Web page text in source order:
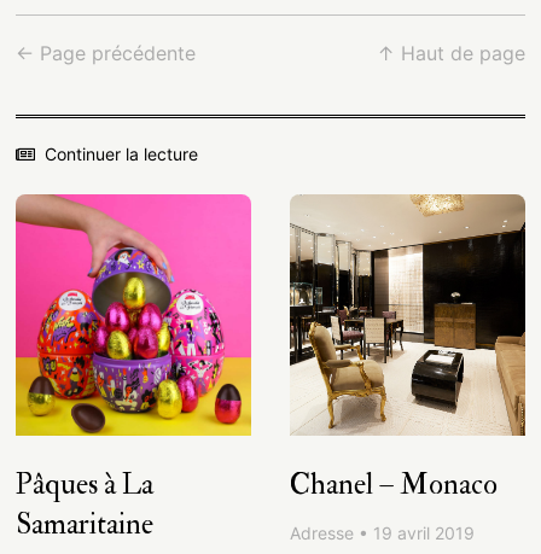
← Page précédente ↑ Haut de page
Continuer la lecture
Pâques à La
Samaritaine
Chanel – Monaco
Adresse • 19 avril 2019